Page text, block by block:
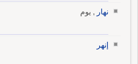
نهار , يوم
إنهر